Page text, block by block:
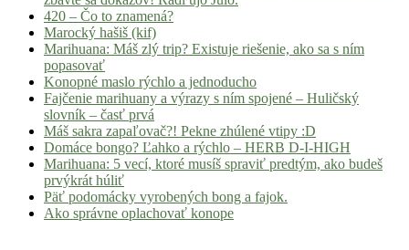
420 – Čo to znamená?
Marocký hašiš (kif)
Marihuana: Máš zlý trip? Existuje riešenie, ako sa s ním
popasovať
Konopné maslo rýchlo a jednoducho
Fajčenie marihuany a výrazy s ním spojené – Huličský
slovník – časť prvá
Máš sakra zapaľovač?! Pekne zhúlené vtipy :D
Domáce bongo? Ľahko a rýchlo – HERB D-I-HIGH
Marihuana: 5 vecí, ktoré musíš spraviť predtým, ako budeš
prvýkrát húliť
Päť podomácky vyrobených bong a fajok.
Ako správne oplachovať konope